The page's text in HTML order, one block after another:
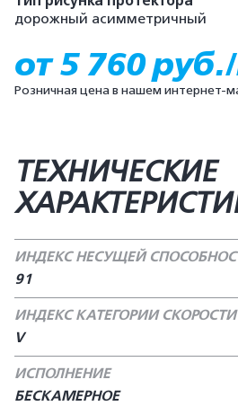
дорожный асимметричный
от 5 760
Розничная цена в нашем интернет-
ТЕХНИЧЕСКИЕ
ИНДЕКС НЕСУЩЕЙ
91
ИНДЕКС КАТЕГОРИИ СКОРОСТИ
V
ИСПОЛНЕНИЕ
БЕСКАМЕРНОЕ